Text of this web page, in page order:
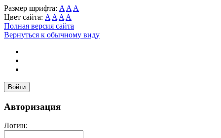
Размер шрифта: A A A
Цвет сайта: A A A A
Полная версия сайта
Вернуться к обычному виду
Войти
Авторизация
Логин: